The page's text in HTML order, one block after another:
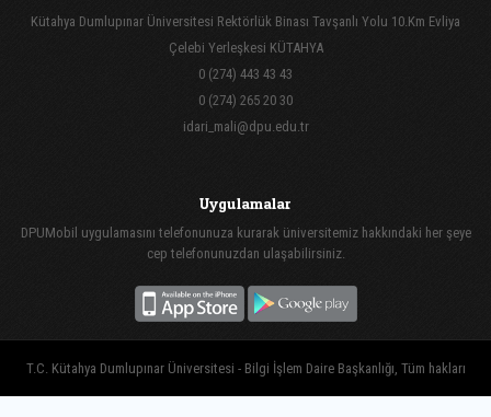
Kütahya Dumlupınar Üniversitesi Rektörlük Binası Tavşanlı Yolu 10.Km Evliya
Çelebi Yerleşkesi KÜTAHYA
0 (274) 443 43 43
0 (274) 265 20 30
idari_mali@dpu.edu.tr
Uygulamalar
DPUMobil uygulamasını telefonunuza kurarak üniversitemiz hakkındaki her şeye
cep telefonunuzdan ulaşabilirsiniz.
T.C. Kütahya Dumlupınar Üniversitesi - Bilgi İşlem Daire Başkanlığı, Tüm hakları